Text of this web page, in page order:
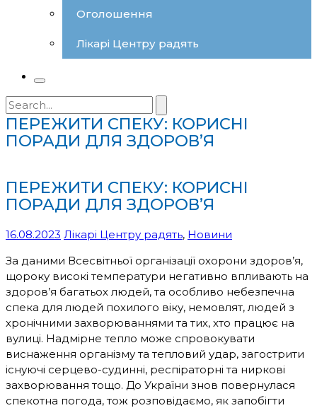
Оголошення
Лікарі Центру радять
Search
for:
ПЕРЕЖИТИ СПЕКУ: КОРИСНІ
ПОРАДИ ДЛЯ ЗДОРОВ’Я
ПЕРЕЖИТИ СПЕКУ: КОРИСНІ
ПОРАДИ ДЛЯ ЗДОРОВ’Я
16.08.2023 Лікарі Центру радять, Новини
За даними Всесвітньої організації охорони здоров’я,
щороку високі температури негативно впливають на
здоров’я багатьох людей, та особливо небезпечна
спека для людей похилого віку, немовлят, людей з
хронічними захворюваннями та тих, хто працює на
вулиці. Надмірне тепло може спровокувати
виснаження організму та тепловий удар, загострити
існуючі серцево-судинні, респіраторні та ниркові
захворювання тощо. До України знов повернулася
спекотна погода, тож розповідаємо, як запобігти